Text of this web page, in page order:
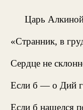
Царь
«Странник, в
Сердце не
Если б — о Дий
Если б нашелся